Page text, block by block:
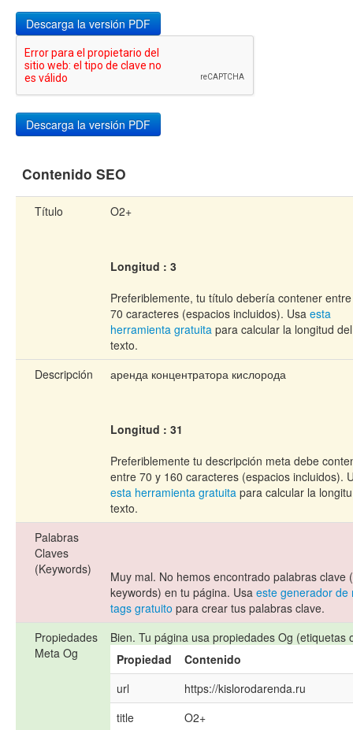
PageSpeed Insights
Descarga la versión PDF
Contenido SEO
Título O2+
Longitud : 3
Preferiblemente, tu título debería contener
70 caracteres (espacios incluidos). Usa esta
herramienta gratuita para calcular la longitud del
texto.
Descripción
аренда концентратора кислорода
Longitud : 31
Preferiblemente tu descripción meta debe
entre 70 y 160 caracteres (espacios incluidos).
esta herramienta gratuita para calcular la
texto.
Palabras
Claves
(Keywords)
Muy mal. No hemos encontrado palabras clave
keywords) en tu página. Usa este generador de
tags gratuito para crear tus palabras clave.
Propiedades
Meta Og
Bien. Tu página usa propiedades Og (etiquetas
Propiedad
Contenido
url
https://kislorodarenda.ru
title
O2+